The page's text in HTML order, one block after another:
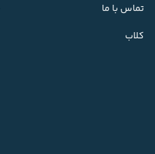
تماس با ما
کلاب